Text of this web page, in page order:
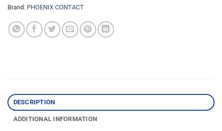
Brand: PHOENIX CONTACT
DESCRIPTION
ADDITIONAL INFORMATION